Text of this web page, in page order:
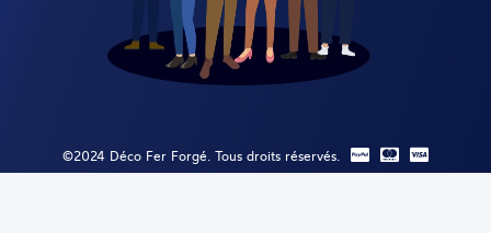
©2024 Déco Fer Forgé. Tous droits réservés.